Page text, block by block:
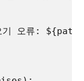
오류: